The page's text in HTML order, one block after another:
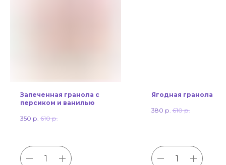
Запеченная гранола с
персиком и ванилью
350 р. 610 р.
Ягодная гранола
380 р. 610 р.